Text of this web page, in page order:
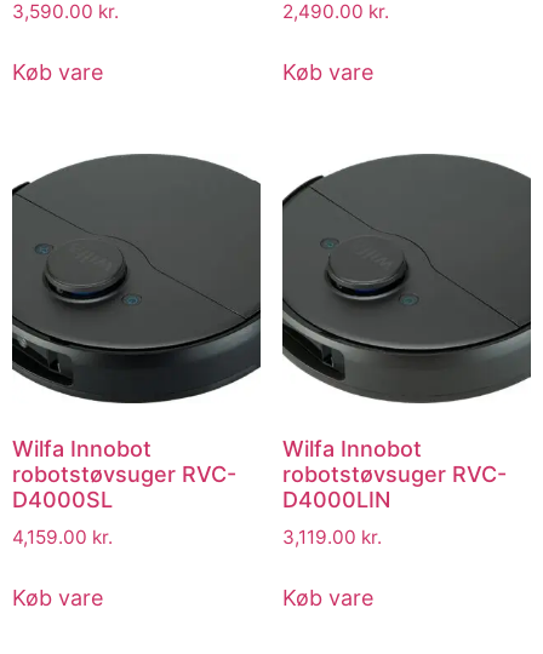
3,590.00 kr.
Køb vare
2,490.00 kr.
Køb vare
Wilfa Innobot
robotstøvsuger RVC-
D4000SL
4,159.00 kr.
Køb vare
Wilfa Innobot
robotstøvsuger RVC-
D4000LIN
3,119.00 kr.
Køb vare